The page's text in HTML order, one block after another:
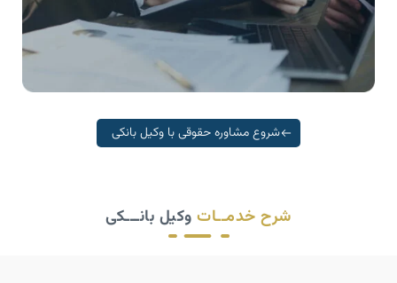
شروع مشاوره حقوقی با وکیل بانکی
شرح خدمــات وکیل بانـــکی